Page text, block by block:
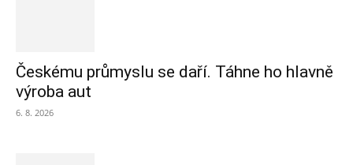
Českému průmyslu se daří. Táhne ho hlavně
výroba aut
6. 8. 2026